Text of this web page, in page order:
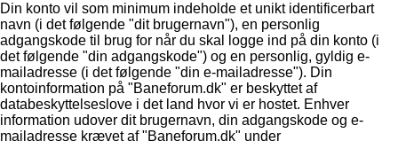
Din konto vil som minimum indeholde et unikt identificerbart
navn (i det følgende "dit brugernavn"), en personlig
adgangskode til brug for når du skal logge ind på din konto (i
det følgende "din adgangskode") og en personlig, gyldig e-
mailadresse (i det følgende "din e-mailadresse"). Din
kontoinformation på "Baneforum.dk" er beskyttet af
databeskyttelseslove i det land hvor vi er hostet. Enhver
information udover dit brugernavn, din adgangskode og e-
mailadresse krævet af "Baneforum.dk" under